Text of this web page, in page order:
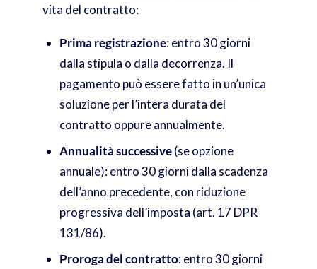
vita del contratto:
Prima registrazione: entro 30 giorni
dalla stipula o dalla decorrenza. Il
pagamento può essere fatto in un’unica
soluzione per l’intera durata del
contratto oppure annualmente.
Annualità successive(se opzione
annuale): entro 30 giorni dalla scadenza
dell’anno precedente, con riduzione
progressiva dell’imposta (art. 17 DPR
131/86).
Proroga del contratto: entro 30 giorni